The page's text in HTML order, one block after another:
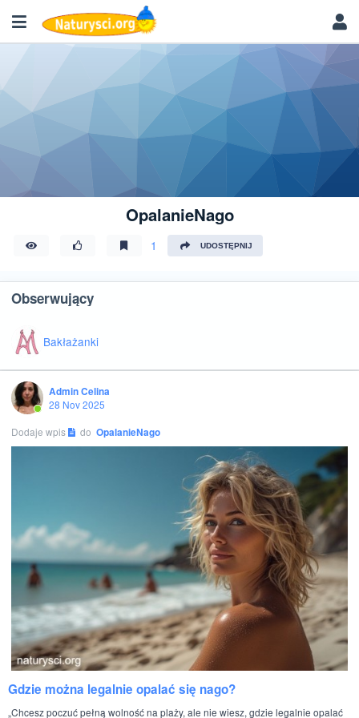
OpalanieNago
1 UDOSTĘPNIJ
Obserwujący
Bakłażanki
Admin Celina
28 Nov 2025
Dodaje wpis
do OpalanieNago
Gdzie można legalnie opalać się nago?
„Chcesz poczuć pełną wolność na plaży, ale nie wiesz, gdzie legalnie opalać